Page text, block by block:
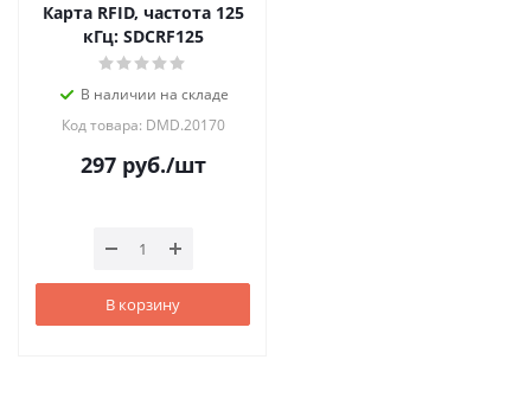
Карта RFID, частота 125
кГц: SDCRF125
В наличии на складе
Код товара: DMD.20170
297руб./шт
В корзину